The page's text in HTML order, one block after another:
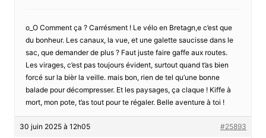
o_O Comment ça ? Carrésment ! Le vélo en Bretagn,e c’est que
du bonheur. Les canaux, la vue, et une galette saucisse dans le
sac, que demander de plus ? Faut juste faire gaffe aux routes.
Les virages, c’est pas toujours évident, surtout quand t’as bien
forcé sur la bièr la veille. mais bon, rien de tel qu’une bonne
balade pour décompresser. Et les paysages, ça claque ! Kiffe à
mort, mon pote, t’as tout pour te régaler. Belle aventure à toi !
30 juin 2025 à 12h05 #25893